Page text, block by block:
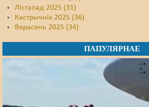
Лістапад 2025 (31)
Кастрычнік 2025 (36)
Верасень 2025 (34)
ПАПУЛЯРНАЕ